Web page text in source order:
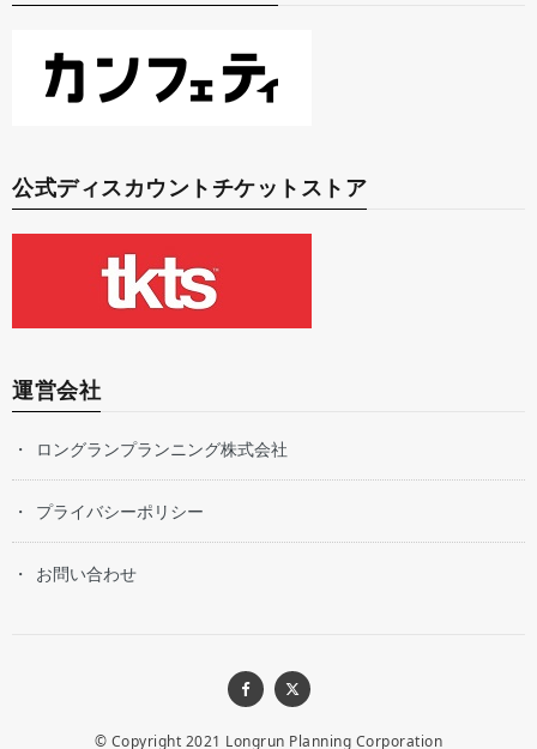
公式ディスカウントチケットストア
運営会社
ロングランプランニング株式会社
プライバシーポリシー
お問い合わせ
© Copyright 2021 Longrun Planning Corporation